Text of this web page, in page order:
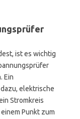
ist es wichtig
Ein
elektrische
Stromkreis
Punkt zum